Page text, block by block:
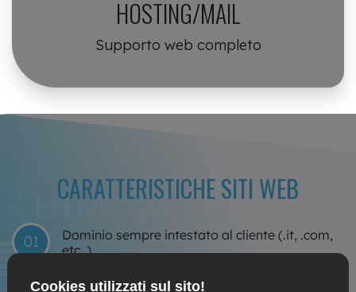
HOSTING/MAIL
Supporto web completo
CARATTERISTICHE SITI WEB
01
Dominio sempre intestato al cliente (.it, .com,
etc..)